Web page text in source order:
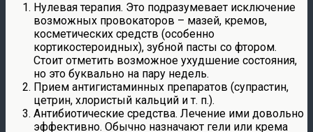
Нулевая терапия. Это подразумевает исключение
возможных провокаторов – мазей, кремов,
косметических средств (особенно
кортикостероидных), зубной пасты со фтором.
Стоит отметить возможное ухудшение состояния,
но это буквально на пару недель.
Прием антигистаминных препаратов (супрастин,
цетрин, хлористый кальций и т. п.).
Антибиотические средства. Лечение ими довольно
эффективно. Обычно назначают гели или крема